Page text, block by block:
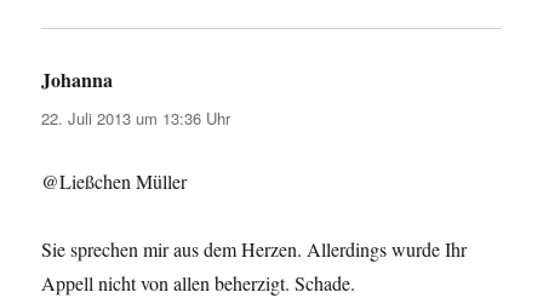
Johanna
22. Juli 2013 um 13:36 Uhr
@Ließchen Müller
Sie sprechen mir aus dem Herzen. Allerdings wurde Ihr
Appell nicht von allen beherzigt. Schade.